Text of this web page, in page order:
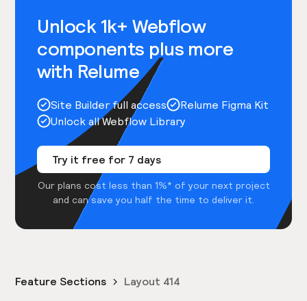
Unlock 1k+ Webflow
components plus more
with Relume
Site Builder full access
Relume Figma Kit
Unlock all Webflow Library
Try it free for 7 days
Our plans cost less than 1%* of your next project
and can save you half the time to deliver it.
Feature Sections Layout 414